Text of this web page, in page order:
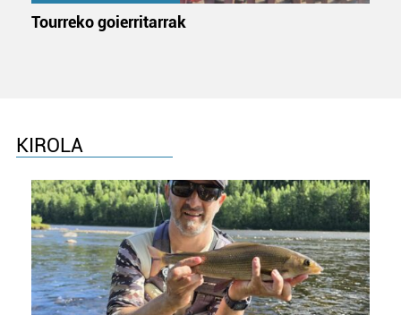
Tourreko goierritarrak
KIROLA